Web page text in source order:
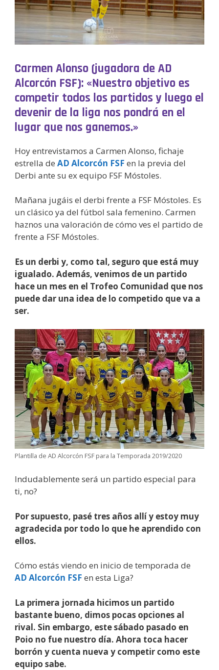
Carmen Alonso (jugadora de AD
Alcorcón FSF): «Nuestro objetivo es
competir todos los partidos y luego el
devenir de la liga nos pondrá en el
lugar que nos ganemos.»
Hoy entrevistamos a Carmen Alonso, fichaje
estrella de AD Alcorcón FSF en la previa del
Derbi ante su ex equipo FSF Móstoles.
Mañana jugáis el derbi frente a FSF Móstoles. Es
un clásico ya del fútbol sala femenino. Carmen
haznos una valoración de cómo ves el partido de
frente a FSF Móstoles.
Es un derbi y, como tal, seguro que está muy
igualado. Además, venimos de un partido
hace un mes en el Trofeo Comunidad que nos
puede dar una idea de lo competido que va a
ser.
Plantilla de AD Alcorcón FSF para la Temporada 2019/2020
Indudablemente será un partido especial para
ti, no?
Por supuesto, pasé tres años allí y estoy muy
agradecida por todo lo que he aprendido con
ellos.
Cómo estás viendo en inicio de temporada de
AD Alcorcón FSF en esta Liga?
La primera jornada hicimos un partido
bastante bueno, dimos pocas opciones al
rival. Sin embargo, este sábado pasado en
Poio no fue nuestro día. Ahora toca hacer
borrón y cuenta nueva y competir como este
equipo sabe.